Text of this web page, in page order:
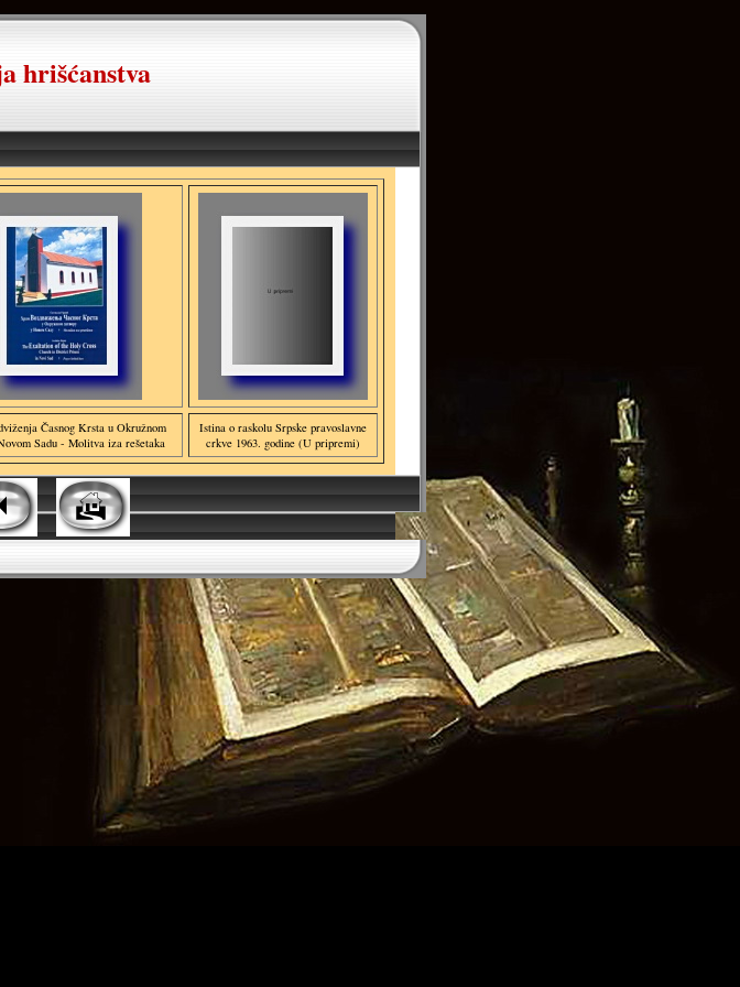
hrišćanstva
Časnog Krsta u Okružnom
Sadu - Molitva iza rešetaka
Istina o raskolu Srpske pravoslavne
crkve 1963. godine (U pripremi)